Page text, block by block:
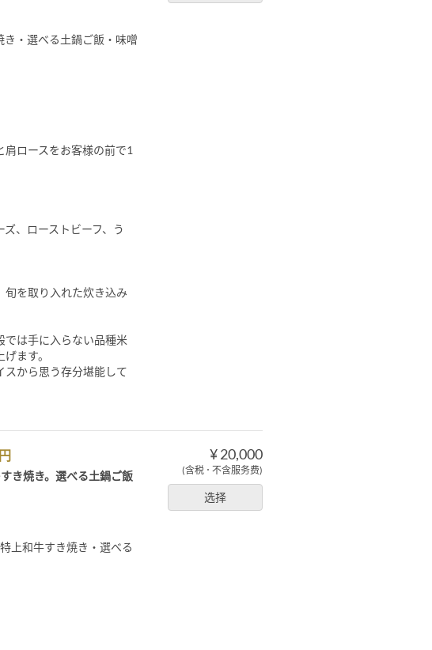
・選べる土鍋ご飯・味噌
ロースをお客様の前で1
、ローストビーフ、う
旬を取り入れた炊き込み
では手に入らない品種米
ます。
スから思う存分堪能して
¥ 20,000
(含税 ･ 不含服务费)
选择
き焼き。選べる土鍋ご飯
上和牛すき焼き・選べる